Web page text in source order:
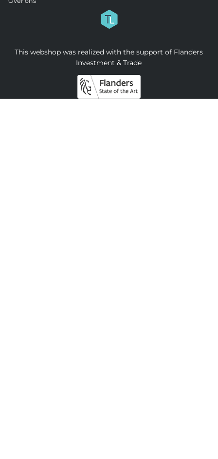
This webshop was realized with the support of Flanders
Investment & Trade